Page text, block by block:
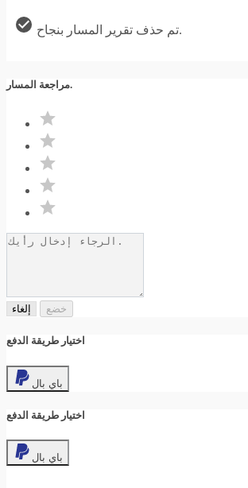
تم حذف تقرير المسار بنجاح.
مراجعة المسار.
إلغاء خضع
اختيار طريقة الدفع
باي بال
اختيار طريقة الدفع
باي بال